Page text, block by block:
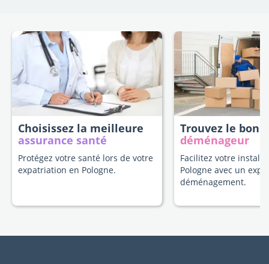
Choisissez la meilleure
assurance santé
Protégez votre santé lors de votre
expatriation en Pologne.
Trouvez le bon
déménageur
Facilitez votre
Pologne avec un
déménagement.